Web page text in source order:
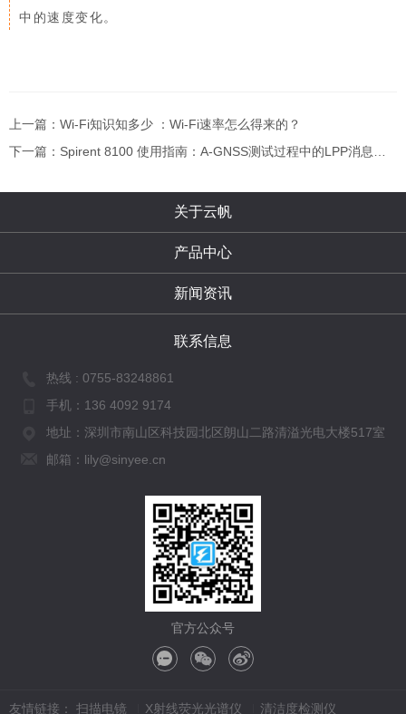
中的速度变化。
上一篇：Wi-Fi知识知多少 ：Wi-Fi速率怎么得来的？
下一篇：Spirent 8100 使用指南：A-GNSS测试过程中的LPP消息流
关于云帆
产品中心
新闻资讯
联系信息
热线 : 0755-83248861
手机： 136 4092 9174
地址：深圳市南山区科技园北区朗山二路清溢光电大楼517室
邮箱：lily@sinyee.cn
官方公众号
友情链接： 扫描电镜 X射线荧光光谱仪 清洁度检测仪